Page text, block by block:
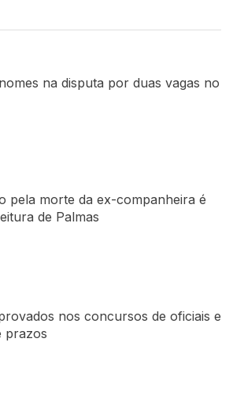
na disputa por duas vagas no
pela morte da ex-companheira é
de Palmas
nos concursos de oficiais e
prazos